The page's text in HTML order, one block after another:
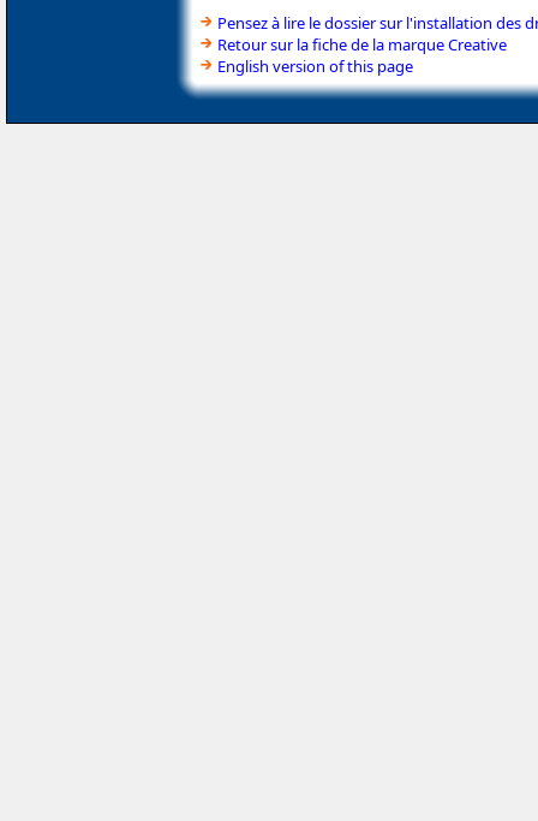
Pensez à lire le dossier sur l'installation des
Retour sur la fiche de la marque Creative
English version of this page